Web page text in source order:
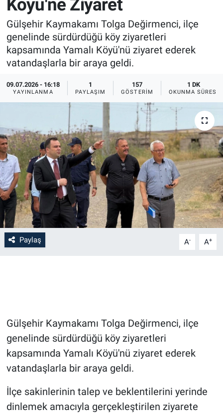
Köyü'ne Ziyaret
Gülşehir Kaymakamı Tolga Değirmenci, ilçe
genelinde sürdürdüğü köy ziyaretleri
kapsamında Yamalı Köyü'nü ziyaret ederek
vatandaşlarla bir araya geldi.
09.07.2026 - 16:18
YAYINLANMA
1
PAYLAŞIM
157
GÖSTERIM
1 DK
OKUNMA SÜRESI
Paylaş A- A+
Gülşehir Kaymakamı Tolga Değirmenci, ilçe
genelinde sürdürdüğü köy ziyaretleri
kapsamında Yamalı Köyü'nü ziyaret ederek
vatandaşlarla bir araya geldi.
İlçe sakinlerinin talep ve beklentilerini yerinde
dinlemek amacıyla gerçekleştirilen ziyarete
Sağlık
Yerel
Genel
Asayiş
İlan - Duyuru- Mesaj
Türkiye Gündemi
Sizden Gelenler
Yaşam
Eğitim
Kültür
3.Sayfa
Medya
Bilim-Tek
Kayseri
Niğde
Aksaray
İlan - Duyuru- Mesaj
Türkiye Gündemi
Sizden Gelenler